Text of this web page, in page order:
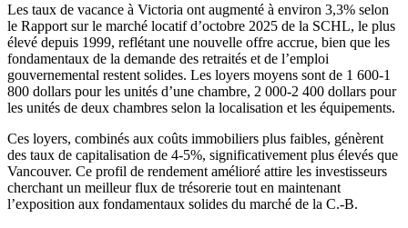
Les taux de vacance à Victoria ont augmenté à environ 3,3% selon
le Rapport sur le marché locatif d’octobre 2025 de la SCHL, le plus
élevé depuis 1999, reflétant une nouvelle offre accrue, bien que les
fondamentaux de la demande des retraités et de l’emploi
gouvernemental restent solides. Les loyers moyens sont de 1 600-1
800 dollars pour les unités d’une chambre, 2 000-2 400 dollars pour
les unités de deux chambres selon la localisation et les équipements.
Ces loyers, combinés aux coûts immobiliers plus faibles, génèrent
des taux de capitalisation de 4-5%, significativement plus élevés que
Vancouver. Ce profil de rendement amélioré attire les investisseurs
cherchant un meilleur flux de trésorerie tout en maintenant
l’exposition aux fondamentaux solides du marché de la C.-B.